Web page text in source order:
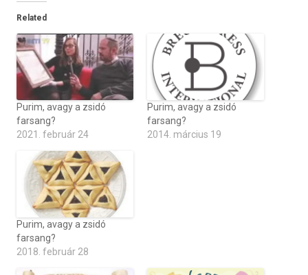
Related
Purim, avagy a zsidó
farsang?
2021. február 24
Purim, avagy a zsidó
farsang?
2014. március 19
Purim, avagy a zsidó
farsang?
2018. február 28